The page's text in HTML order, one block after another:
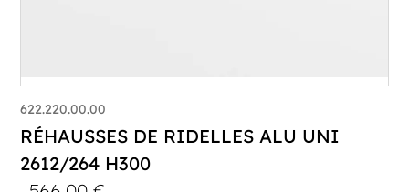
622.220.00.00
RÉHAUSSES DE RIDELLES ALU UNI
2612/264 H300